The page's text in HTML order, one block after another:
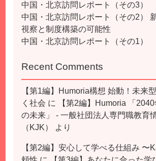
中国・北京訪問レポート（その3）
中国・北京訪問レポート（その2）
視察と制度構築の可能性
中国・北京訪問レポート（その1）
Recent Comments
【第1編】Humoria構想 始動！未来
く社会 に
【第2編】Humoria 「
の未来」 - 一般社団法人専門職教育
（KJK）
より
【第2編】安心して学べる仕組み 〜